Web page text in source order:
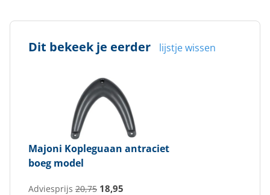
Dit bekeek je eerder lijstje wissen
Majoni Kopleguaan antraciet
boeg model
Adviesprijs 20,75 18,95